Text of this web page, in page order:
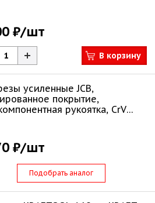
₽/шт
В корзину
усиленные JCB,
покрытие,
рукоятка, CrV
₽/шт
Подобрать аналог